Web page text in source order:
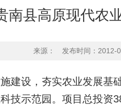
南县高原现代农
来源： 发布时间：2012-
建设，夯实农业发展基
技示范园。项目总投